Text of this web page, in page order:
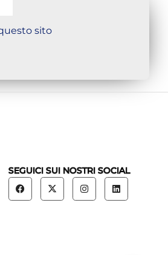
sito
SEGUICI SUI NOSTRI SOCIAL